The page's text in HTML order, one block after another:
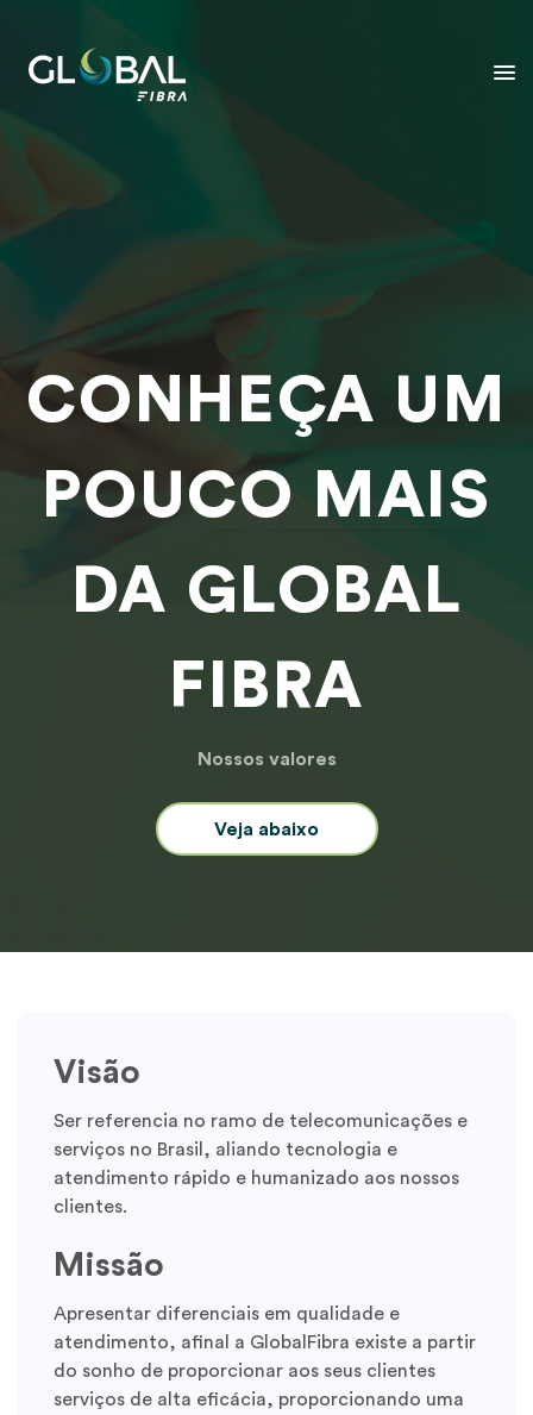
Menu
CONHEÇA UM
POUCO MAIS
DA GLOBAL
FIBRA
Nossos valores
Veja abaixo
Visão
Ser referencia no ramo de telecomunicações e
serviços no Brasil, aliando tecnologia e
atendimento rápido e humanizado aos nossos
clientes.
Missão
Apresentar diferenciais em qualidade e
atendimento, afinal a GlobalFibra existe a partir
do sonho de proporcionar aos seus clientes
serviços de alta eficácia, proporcionando uma